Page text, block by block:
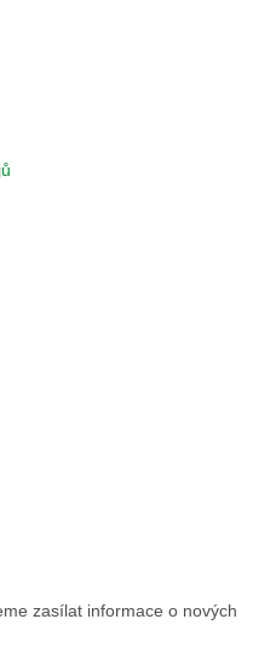
zasílat informace o nových